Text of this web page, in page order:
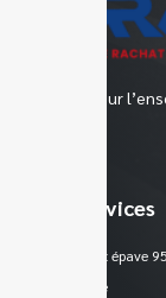
Epaviste sur
Nos services
Enlèvement épave 95
Plan du site